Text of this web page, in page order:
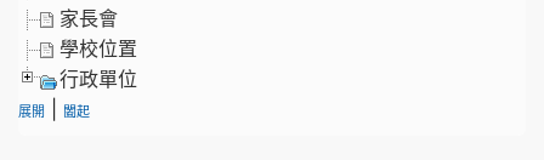
家長會
學校位置
行政單位
展開 闔起